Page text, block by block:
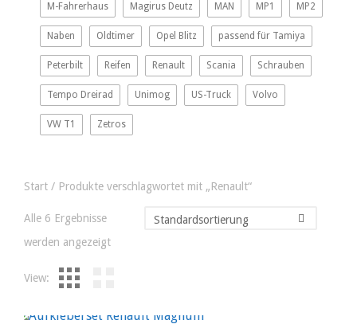
M-Fahrerhaus Magirus Deutz MAN MP1 MP2
Naben Oldtimer Opel Blitz passend für Tamiya
Peterbilt Reifen Renault Scania Schrauben
Tempo Dreirad Unimog US-Truck Volvo
VW T1 Zetros
Start / Produkte verschlagwortet mit „Renault“
Alle 6 Ergebnisse
werden angezeigt
View: